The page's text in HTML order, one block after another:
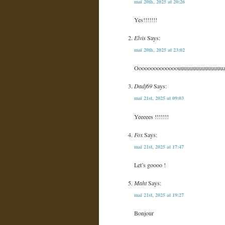
Yes!!!!!!!
ElvisSays:
mai 20th, 2025 at 23:02
Dadj69Says:
mai 21st, 2025 at 09:03
Yeeeees !!!!!!!
FoxSays:
mai 21st, 2025 at 17:47
Let’s goooo !
MahtSays:
mai 21st, 2025 at 19:27
Bonjour